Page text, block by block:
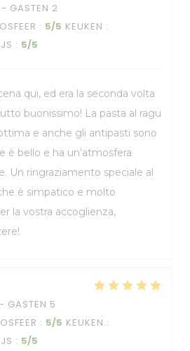
GASTEN 2
: 5/5 KEUKEN :
: 5/5
qui, ed era la seconda volta
buonissimo! La pasta al ragu
e anche gli antipasti sono
è bello e ha un’atmosfera
Un ringraziamento speciale al
è simpatico e molto
la vostra accoglienza,
GASTEN 5
: 5/5 KEUKEN :
: 5/5